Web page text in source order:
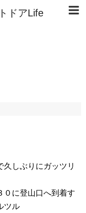
ドアLife
しぶりにガッツリ
０に登山口へ到着す
ツル